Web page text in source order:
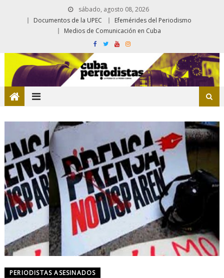
sábado, agosto 08, 2026
Documentos de la UPEC
Efemérides del Periodismo
Medios de Comunicación en Cuba
PERIODISTAS ASESINADOS